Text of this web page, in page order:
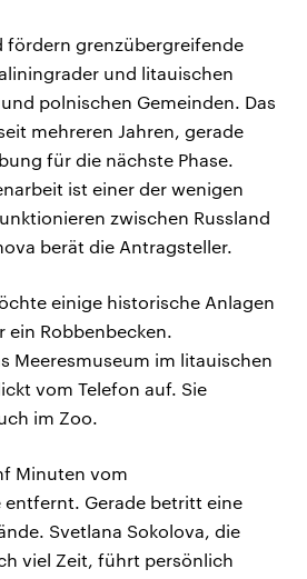
fördern grenzübergreifende
und litauischen
polnischen Gemeinden. Das
mehreren Jahren, gerade
für die nächste Phase.
ist einer der wenigen
zwischen Russland
berät die Antragsteller.
einige historische Anlagen
ein Robbenbecken.
Meeresmuseum im litauischen
vom Telefon auf. Sie
im Zoo.
Minuten vom
entfernt. Gerade betritt eine
Svetlana Sokolova, die
viel Zeit, führt persönlich